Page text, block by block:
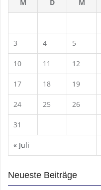
M
D M
3 4 5
10 11 12
17 18 19
24 25 26
31
« Juli
Neueste Beiträge